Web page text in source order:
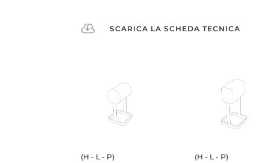
 SCARICA LA SCHEDA TECNICA
(H - L - P)
(H - L - P)